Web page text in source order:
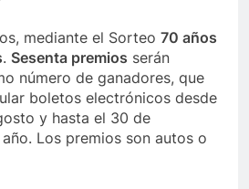
mediante el Sorteo 70 años
. Sesenta premios serán
número de ganadores, que
boletos electrónicos desde
y hasta el 30 de
Los premios son autos o